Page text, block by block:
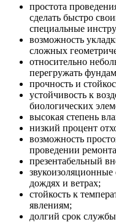
простота
сделать быстро
специальные
возможность
сложных
относительно
перегружать
прочность и
устойчивость к
биологических
высокая степень
низкий процент
возможность
проведении
презентабельный
дождях и ветрах;
стойкость к
явлениям;
долгий срок